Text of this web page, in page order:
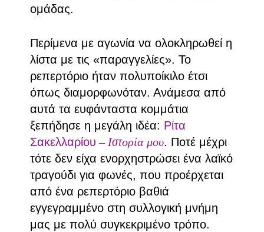
ομάδας.
Περίμενα με αγωνία να ολοκληρωθεί η
λίστα με τις «παραγγελίες». Το
ρεπερτόριο ήταν πολυποίκιλο έτσι
όπως διαμορφωνόταν. Ανάμεσα από
αυτά τα ευφάνταστα κομμάτια
ξεπήδησε η μεγάλη ιδέα: Ρίτα
Σακελλαρίου – Ιστορία μου. Ποτέ μέχρι
τότε δεν είχα ενορχηστρώσει ένα λαϊκό
τραγούδι για φωνές, που προέρχεται
από ένα ρεπερτόριο βαθιά
εγγεγραμμένο στη συλλογική μνήμη
μας με πολύ συγκεκριμένο τρόπο.